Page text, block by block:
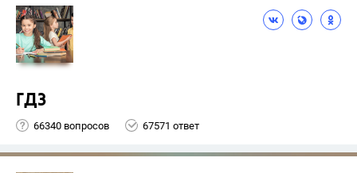
ГДЗ
66340 вопросов 67571 ответ